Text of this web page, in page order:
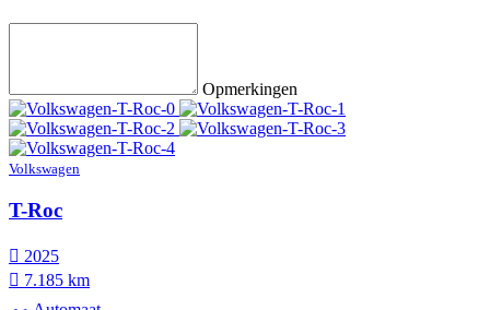
Opmerkingen
Volkswagen
T-Roc
2025
7.185 km